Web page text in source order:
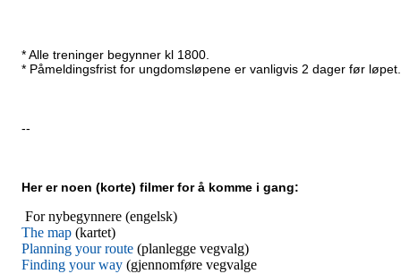
* Alle treninger begynner kl 1800.
* Påmeldingsfrist for ungdomsløpene er vanligvis 2 dager før løpet.
--
Her er noen (korte) filmer for å komme i gang:
For nybegynnere (engelsk)
The map (kartet)
Planning your route (planlegge vegvalg)
Finding your way (gjennomføre vegvalge